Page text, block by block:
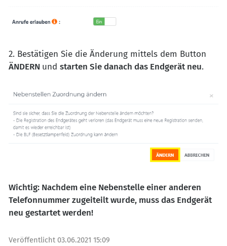
2. Bestätigen Sie die Änderung mittels dem Button
ÄNDERN und starten Sie danach das Endgerät neu.
Wichtig: Nachdem eine Nebenstelle einer anderen
Telefonnummer zugeiteilt wurde, muss das Endgerät
neu gestartet werden!
Veröffentlicht 03.06.2021 15:09